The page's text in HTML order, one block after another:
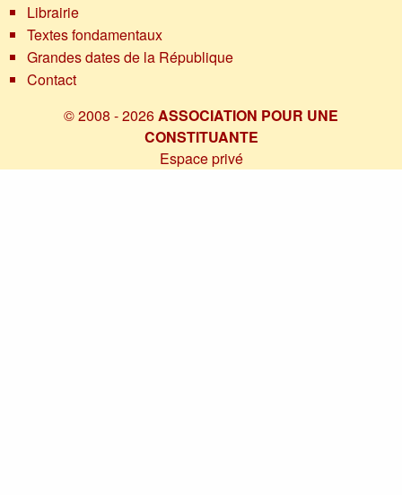
Librairie
Textes fondamentaux
Grandes dates de la République
Contact
© 2008 - 2026ASSOCIATION POUR UNE
CONSTITUANTE
Espace privé